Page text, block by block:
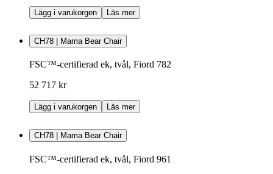
Lägg i varukorgen Läs mer
CH78 | Mama Bear Chair
FSC™-certifierad ek, tvål, Fiord 782
52 717 kr
Lägg i varukorgen Läs mer
CH78 | Mama Bear Chair
FSC™-certifierad ek, tvål, Fiord 961